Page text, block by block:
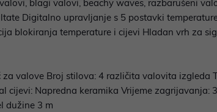
blagi valovi, beachy waves, razbarušeni
Digitalno upravljanje s 5 postavki
blokiranja temperature i cijevi Hladan vrh za
valove Broj stilova: 4 različita valovita
cijevi: Napredna keramika Vrijeme
dužine 3 m